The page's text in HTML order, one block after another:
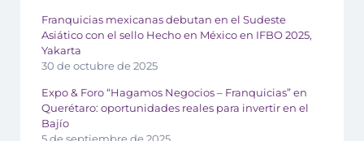
Franquicias mexicanas debutan en el Sudeste
Asiático con el sello Hecho en México en IFBO 2025,
Yakarta
30 de octubre de 2025
Expo & Foro “Hagamos Negocios – Franquicias” en
Querétaro: oportunidades reales para invertir en el
Bajío